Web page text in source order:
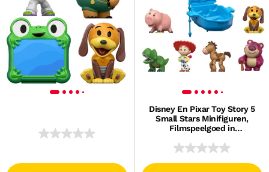
Disney En Pixar Toy Story 5
Small Stars Minifiguren,
Filmspeelgoed in